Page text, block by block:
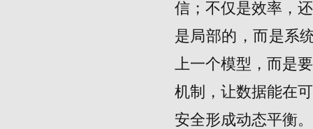
信；不仅是效率，
是局部的，而是系
上一个模型，而是
机制，让数据能在
安全形成动态平衡。